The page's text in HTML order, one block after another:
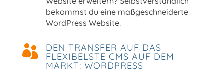
bekommst du eine maßgeschneiderte
WordPress Website.
 DEN TRANSFER AUF DAS
FLEXIBELSTE CMS AUF DEM
MARKT: WORDPRESS